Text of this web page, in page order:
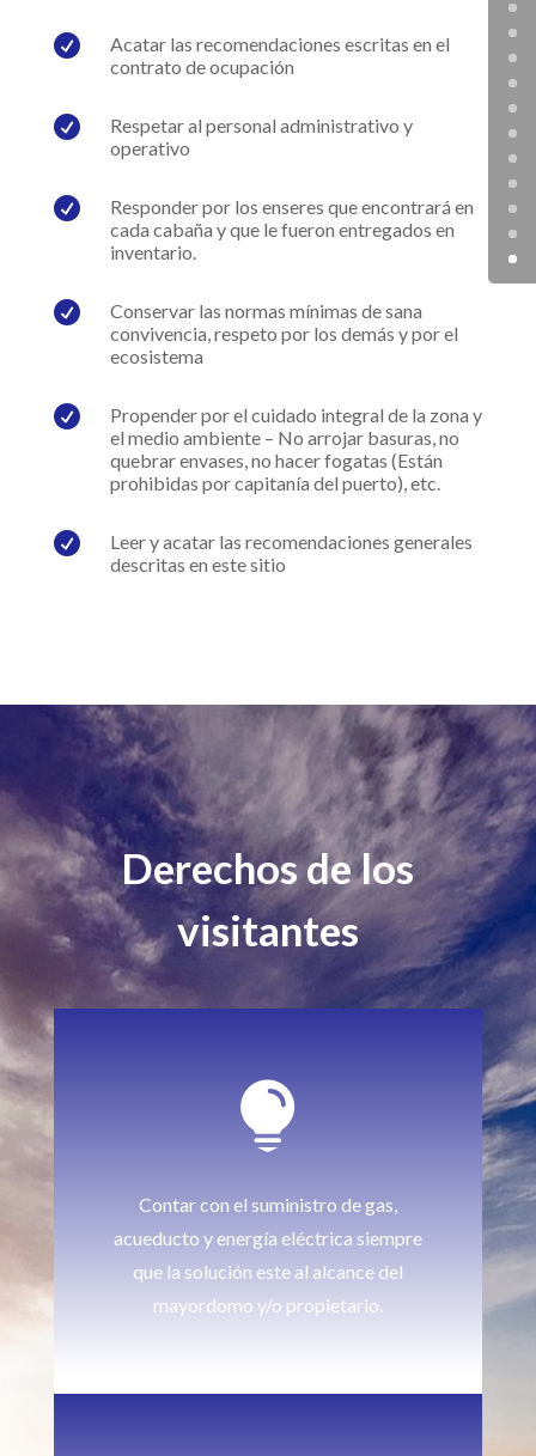

Acatar las recomendaciones escritas en el
contrato de ocupación

Respetar al personal administrativo y
operativo

Responder por los enseres que encontrará en
cada cabaña y que le fueron entregados en
inventario.

Conservar las normas mínimas de sana
convivencia, respeto por los demás y por el
ecosistema

Propender por el cuidado integral de la zona y
el medio ambiente – No arrojar basuras, no
quebrar envases, no hacer fogatas (Están
prohibidas por capitanía del puerto), etc.

Leer y acatar las recomendaciones generales
descritas en este sitio
Derechos de los
visitantes

Contar con el suministro de gas,
acueducto y energía eléctrica siempre
que la solución este al alcance del
mayordomo y/o propietario.